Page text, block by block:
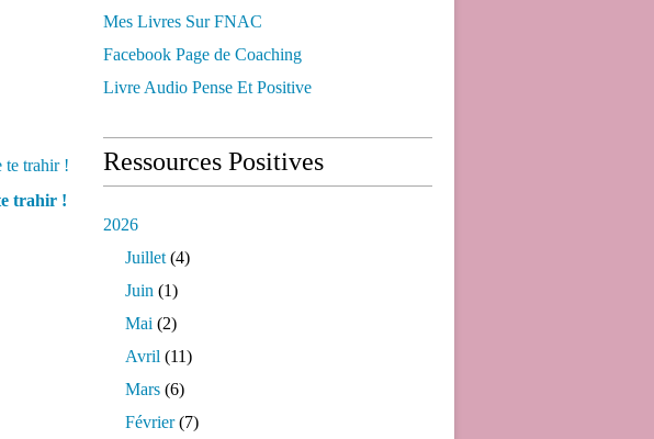
trahir !
Mes Livres Sur FNAC
Facebook Page de Coaching
Livre Audio Pense Et Positive
Ressources Positives
2026
Juillet (4)
Juin (1)
Mai (2)
Avril (11)
Mars (6)
Février(7)